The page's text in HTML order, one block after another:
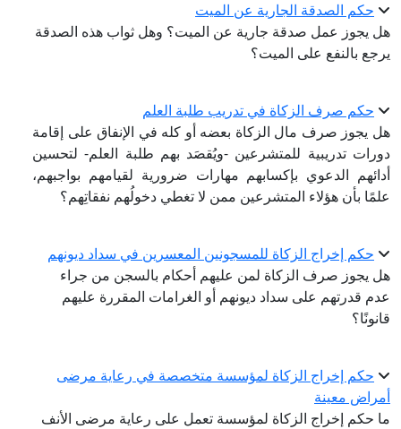
حكم الصدقة الجارية عن الميت
هل يجوز عمل صدقة جارية عن الميت؟ وهل ثواب هذه الصدقة
يرجع بالنفع على الميت؟
حكم صرف الزكاة في تدريب طلبة العلم
هل يجوز صرف مال الزكاة بعضه أو كله في الإنفاق على إقامة
دورات تدريبية للمتشرعين -ويُقصَد بهم طلبة العلم- لتحسين
أدائهم الدعوي بإكسابهم مهارات ضرورية لقيامهم بواجبهم،
علمًا بأن هؤلاء المتشرعين ممن لا تغطي دخولُهم نفقاتِهم؟
حكم إخراج الزكاة للمسجونين المعسرين في سداد ديونهم
هل يجوز صرف الزكاة لمن عليهم أحكام بالسجن من جراء
عدم قدرتهم على سداد ديونهم أو الغرامات المقررة عليهم
قانونًا؟
حكم إخراج الزكاة لمؤسسة متخصصة في رعاية مرضى
أمراض معينة
ما حكم إخراج الزكاة لمؤسسة تعمل على رعاية مرضى الأنف